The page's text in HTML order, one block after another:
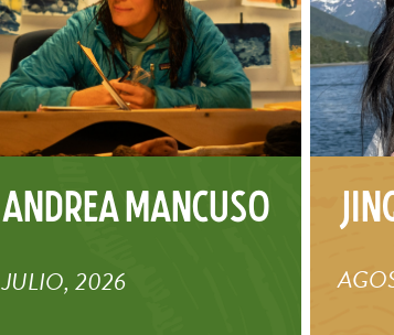
Andrea Mancuso
JULIO, 2026